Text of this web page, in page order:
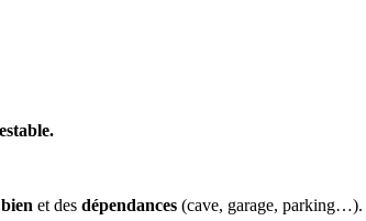
et des dépendances (cave, garage, parking…).